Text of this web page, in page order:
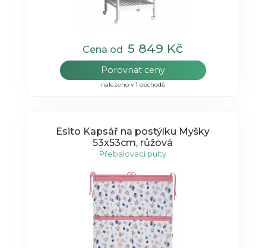
Cena od5 849 Kč
Porovnat ceny
nalezeno v 1 obchodě
Esito Kapsář na postýlku Myšky
53x53cm, růžová
Přebalovací pulty